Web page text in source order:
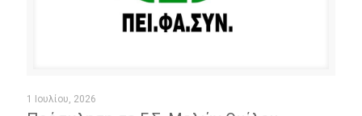
1 Ιουλίου, 2026